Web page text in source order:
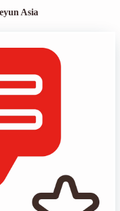
Asia